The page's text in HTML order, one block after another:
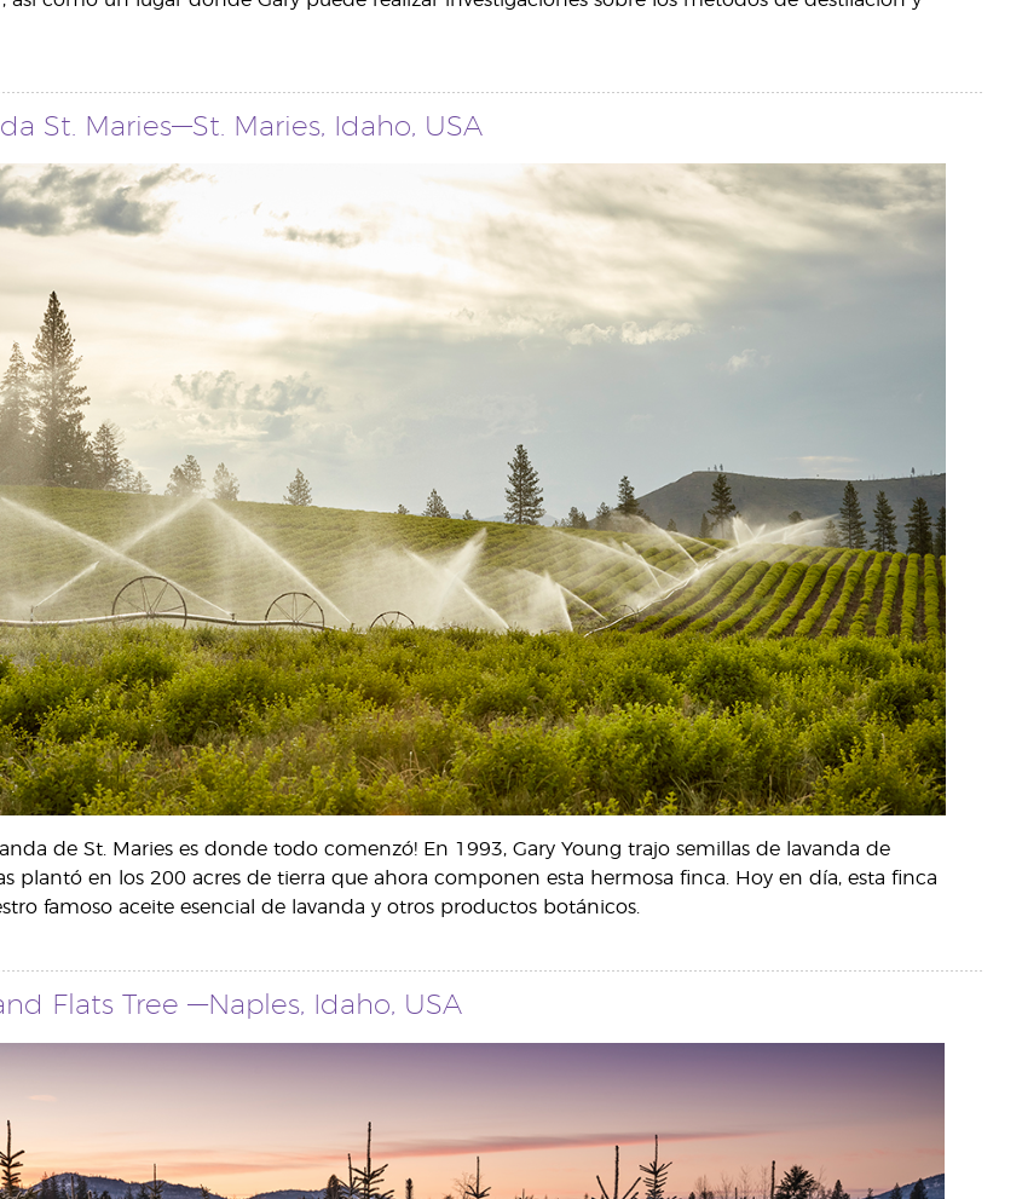
St. Maries—St. Maries, Idaho, USA
de St. Maries es donde todo comenzó! En 1993, Gary Young trajo semillas de lavanda de
plantó en los 200 acres de tierra que ahora componen esta hermosa finca. Hoy en día, esta finca
famoso aceite esencial de lavanda y otros productos botánicos.
Flats Tree —Naples, Idaho, USA